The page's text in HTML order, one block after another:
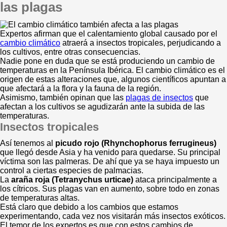
las plagas
Expertos afirman que el calentamiento global causado por el
cambio climático atraerá a insectos tropicales, perjudicando a
los cultivos, entre otras consecuencias.
Nadie pone en duda que se está produciendo un cambio de
temperaturas en la Península Ibérica. El cambio climático es el
origen de estas alteraciones que, algunos científicos apuntan a
que afectará a la flora y la fauna de la región.
Asimismo, también opinan que las plagas de insectos que
afectan a los cultivos se agudizarán ante la subida de las
temperaturas.
Insectos tropicales
Así tenemos al picudo rojo (Rhynchophorus ferrugineus)
que llegó desde Asia y ha venido para quedarse. Su principal
víctima son las palmeras. De ahí que ya se haya impuesto un
control a ciertas especies de palmacias.
La araña roja (Tetranychus urticae) ataca principalmente a
los cítricos. Sus plagas van en aumento, sobre todo en zonas
de temperaturas altas.
Está claro que debido a los cambios que estamos
experimentando, cada vez nos visitarán más insectos exóticos.
El temor de los expertos es que con estos cambios de